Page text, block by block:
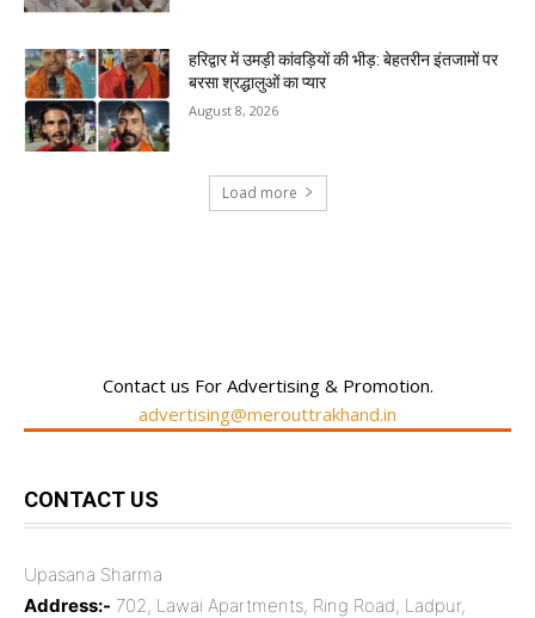
हरिद्वार में उमड़ी कांवड़ियों की भीड़: बेहतरीन इंतजामों पर
बरसा श्रद्धालुओं का प्यार
August 8, 2026
Load more
Contact us For Advertising & Promotion.
advertising@merouttrakhand.in
CONTACT US
Upasana Sharma
Address:- 702, Lawai Apartments, Ring Road, Ladpur,